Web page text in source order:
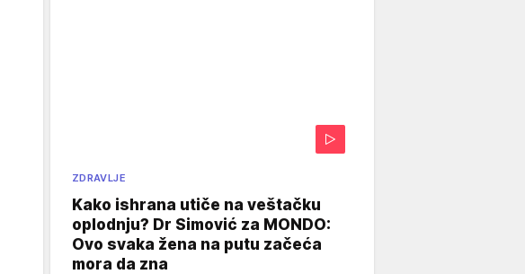
ZDRAVLJE
Kako ishrana utiče na veštačku
oplodnju? Dr Simović za MONDO:
Ovo svaka žena na putu začeća
mora da zna